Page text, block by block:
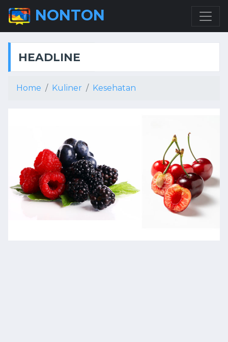
NONTON
HEADLINE
Home Kuliner Kesehatan